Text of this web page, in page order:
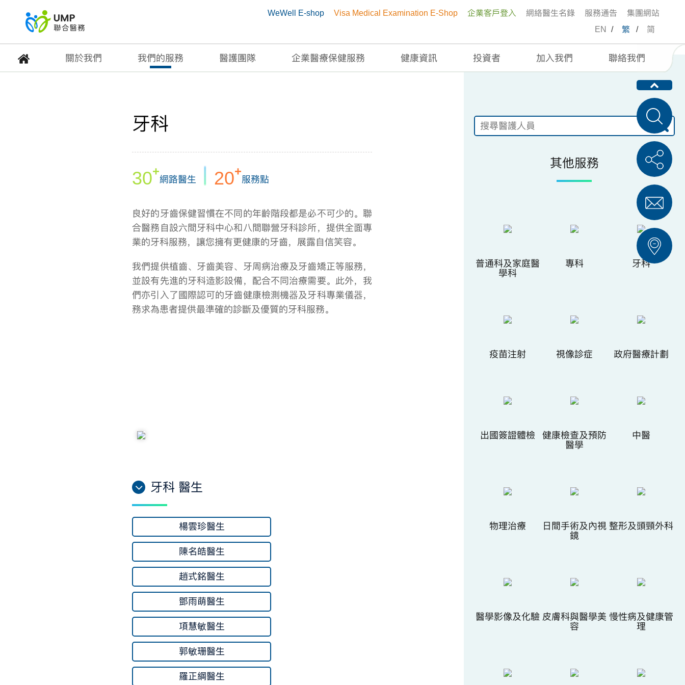
WeWell E-shop Visa Medical Examination E-Shop 企業客戶登入 網絡醫生名錄 服務通告
集團網站
EN
/ 繁 / 简
關於我們 我們的服務 醫護團隊 企業醫療保健服務 健康資訊 投資者 加入我們 聯絡我們
牙科
30+
網路醫生 20+
服務點
良好的牙齒保健習慣在不同的年齡階段都是必不可少的。聯
合醫務自設六間牙科中心和八間聯營牙科診所，提供全面專
業的牙科服務，讓您擁有更健康的牙齒，展露自信笑容。
我們提供植齒、牙齒美容、牙周病治療及牙齒矯正等服務，
並設有先進的牙科造影設備，配合不同治療需要。此外，我
們亦引入了國際認可的牙齒健康檢測機器及牙科專業儀器，
務求為患者提供最準確的診斷及優質的牙科服務。
牙科 醫生
楊雲珍醫生
陳名皓醫生
趙式銘醫生
鄧雨萌醫生
項慧敏醫生
郭敏珊醫生
羅正綱醫生
其他服務
普通科及家庭醫
學科
專科 牙科
疫苗注射 視像診症 政府醫療計劃
出國簽證體檢
健康檢查及預防
醫學
中醫
物理治療
日間手術及內視
鏡
整形及頭頸外科
醫學影像及化驗 皮膚科與醫學美
容
慢性病及健康管
理